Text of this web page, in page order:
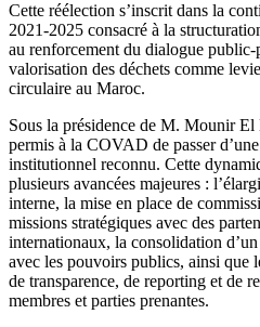
Cette réélection s’inscrit dans la
2021-2025 consacré à la
au renforcement du dialogue
valorisation des déchets comme
circulaire au Maroc.
Sous la présidence de M. Mounir
permis à la COVAD de passer
institutionnel reconnu. Cette
plusieurs avancées majeures :
interne, la mise en place de
missions stratégiques avec des
internationaux, la consolidation
avec les pouvoirs publics, ainsi que
de transparence, de reporting et de
membres et parties prenantes.